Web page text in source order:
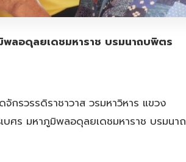
พลอดุลยเดชมหาราช บรมนาถบพิตร
รวรรดิราชาวาส วรมหาวิหาร แขวง
บศร มหาภูมิพลอดุลยเดชมหาราช บรมนาถ